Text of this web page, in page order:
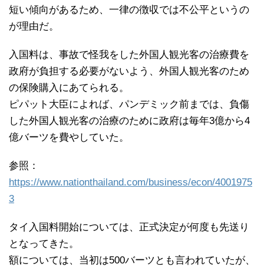
短い傾向があるため、一律の徴収では不公平というの
が理由だ。
入国料は、事故で怪我をした外国人観光客の治療費を
政府が負担する必要がないよう、外国人観光客のため
の保険購入にあてられる。
ピパット大臣によれば、パンデミック前までは、負傷
した外国人観光客の治療のために政府は毎年3億から4
億バーツを費やしていた。
参照：
https://www.nationthailand.com/business/econ/4001975
3
タイ入国料開始については、正式決定が何度も先送り
となってきた。
額については、当初は500バーツとも言われていたが、